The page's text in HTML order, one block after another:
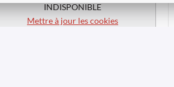
INDISPONIBLE
Mettre à jour les cookies